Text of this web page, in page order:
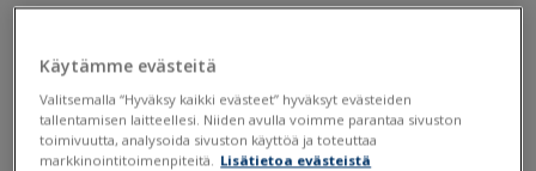
Työjärjestysten muokkaukseen
liittyvät oikeudet
Työjärjestyksen muokkaus
Tilavaraus
Käytämme evästeitä
Valitsemalla “Hyväksy kaikki evästeet” hyväksyt evästeiden
tallentamisen laitteellesi. Niiden avulla voimme parantaa sivuston
toimivuutta, analysoida sivuston käyttöä ja toteuttaa
markkinointitoimenpiteitä. Lisätietoa evästeistä